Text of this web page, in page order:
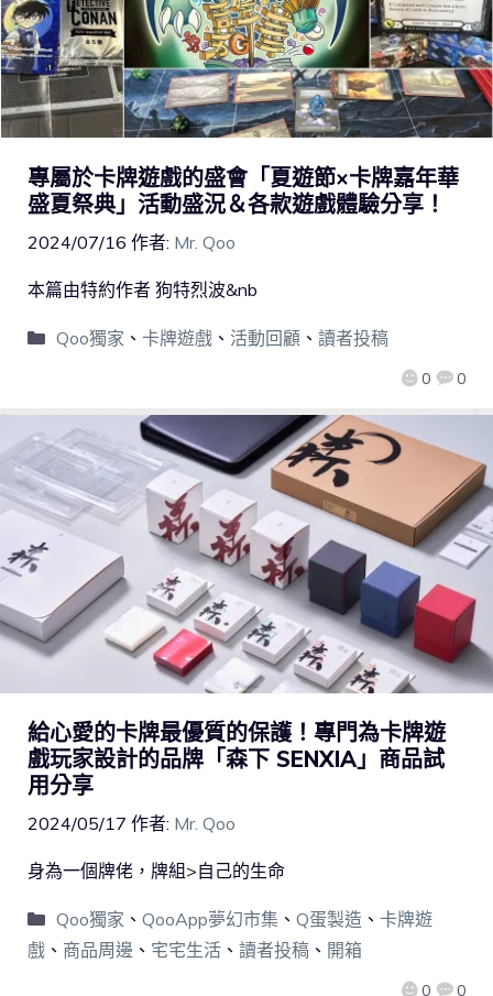
專屬於卡牌遊戲的盛會「夏遊節×卡牌嘉年華
盛夏祭典」活動盛況＆各款遊戲體驗分享！
2024/07/16 作者: Mr. Qoo
0 0
本篇由特約作者 狗特烈波&nb
Qoo獨家 、 卡牌遊戲、 活動回顧、 讀者投稿
給心愛的卡牌最優質的保護！專門為卡牌遊
戲玩家設計的品牌「森下 SENXIA」商品試
用分享
2024/05/17 作者: Mr. Qoo
0 0
身為一個牌佬，牌組>自己的生命
Qoo獨家 、 QooApp夢幻市集、 Q蛋製造 、 卡牌遊
戲 、 商品周邊 、 宅宅生活 、 讀者投稿 、 開箱